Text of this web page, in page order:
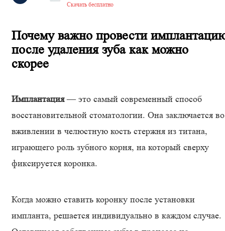
Скачать бесплатно
Почему важно провести
после удаления зуба как можно
скорее
Имплантация— это самый современный способ
восстановительной стоматологии. Она заключается во
вживлении в челюстную кость стержня из титана,
играющего роль зубного корня, на который сверху
фиксируется коронка.
Когда можно ставить коронку после установки
импланта, решается индивидуально в каждом случае.